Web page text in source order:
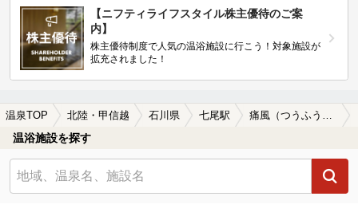
【ニフティライフスタイル株主優待のご案
内】
株主優待制度で人気の温浴施設に行こう！対象施設が
拡充されました！
温泉TOP 北陸・甲信越 石川県 七尾駅 痛風（つうふう）に効能がある七尾駅近くの温泉、日帰り温泉、スーパー銭湯おすすめ
温浴施設を探す